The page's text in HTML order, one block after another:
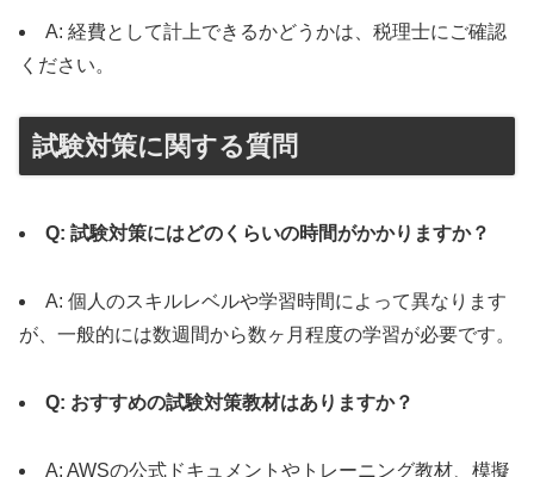
A: 経費として計上できるかどうかは、税理士にご確認
ください。
試験対策に関する質問
Q: 試験対策にはどのくらいの時間がかかりますか？
A: 個人のスキルレベルや学習時間によって異なります
が、一般的には数週間から数ヶ月程度の学習が必要です。
Q: おすすめの試験対策教材はありますか？
A: AWSの公式ドキュメントやトレーニング教材、模擬